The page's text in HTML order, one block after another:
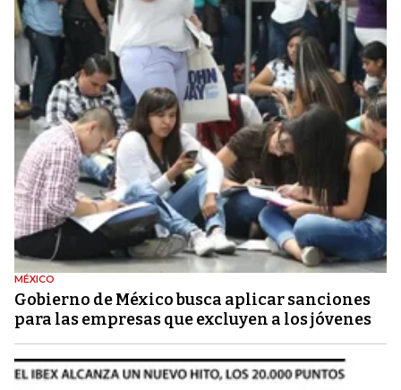
MÉXICO
Gobierno de México busca aplicar sanciones
para las empresas que excluyen a los jóvenes